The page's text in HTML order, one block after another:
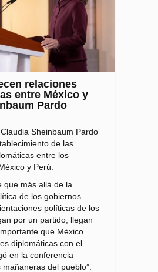
relaciones
entre México y
Pardo
Sheinbaum Pardo
de las
entre los
y Perú.
que más allá de la
de los gobiernos —
políticas de los
por un partido, llegan
que México
diplomáticas con el
en la conferencia
mañaneras del pueblo”.